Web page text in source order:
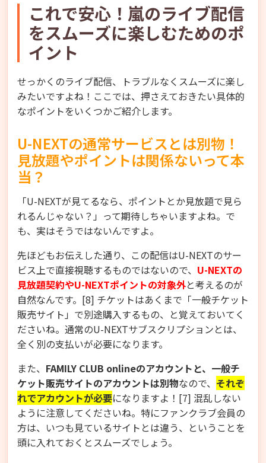
これで安心！嵐のライブ配信
をスムーズに楽しむためのポ
イント
せっかくのライブ配信、トラブルなくスムーズに楽し
みたいですよね！ここでは、押さえておきたい具体的
なポイントをいくつかご紹介します。
U-NEXTの通常サービスとは別物！
見放題やポイントは関係ないって本
当？
「U-NEXTが見てるなら、ポイントとか見放題で見ら
れるんじゃない？」って期待しちゃいますよね。で
も、実はそうではないんですよ。
先ほどもお伝えした通り、この配信はU-NEXTのサー
ビス上で直接視聴するものではないので、 U-NEXTの
見放題契約やU-NEXTポイントの対象外と考えるのが
自然なんです。[8] チケットはあくまで「一般チケット
販売サイト」で別途購入するもの、と覚えておいてく
ださいね。通常のU-NEXTサブスクリプションとは、
全く別の支払いが必要になります。
また、 FAMILY CLUB onlineのアカウントと、一般チ
ケット販売サイトのアカウントは別物なので、 それぞ
れでアカウントが必要になりますよ！[7] 混乱しない
ように注意してくださいね。特にファンクラブ会員の
方は、いつも見ているサイトとは違う、ということを
頭に入れておくとスムーズでしょう。